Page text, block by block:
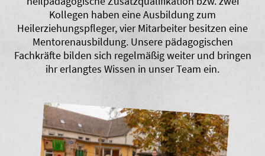
Der Kindergarten
Unser Hort
Hort in der Außenstelle
Unsere Küche
Unser Team
Aktuelles
Satzung
Termine
Fakten
Preise für den
Kindergarten
Kollegen haben eine Ausbildung zum
Heilerziehungspfleger, vier Mitarbeiter besitzen eine
Mentorenausbildung. Unsere pädagogischen
Fachkräfte bilden sich regelmäßig weiter und bringen
ihr erlangtes Wissen in unser Team ein.